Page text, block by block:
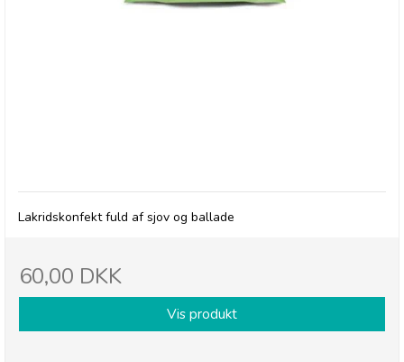
Lakridskonfekt fuld af sjov og ballade
60,00 DKK
Vis produkt